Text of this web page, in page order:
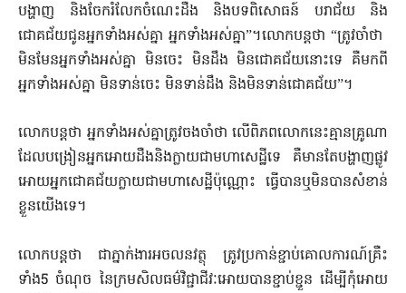
បង្ហាញ​ ​និង​ចែករំលែក​ចំ​ណេះ​ដឺង​ ​និង​បទពិសោធន៍​ ​បរាជ័យ​ ​និង​
ជោគជ័យ​ជូន​អ្នក​ទាំងអស់គ្នា​ ​អ្នក​ទាំង​អស់គ្នា​”​។​លោក​បន្ត​ថា​ ​“​ត្រូវ​ចាំ​ថា​ ​
មិនមែន​អ្នក​ទាំងអស់គ្នា​ ​មិន​ចេះ​ ​មិនដឹង​ ​មិន​ជោគជ័យ​នោះ​ទេ​ ​គឺ​មក​ពី​
អ្នក​ទាំង​អស់គ្នា​ ​មិនទាន់​ចេះ​ ​មិនទាន់​ដឹង​ ​និង​មិនទាន់​ជោគជ័យ​”​។​ ​
​លោក​បន្ត​ថា​ ​អ្នក​ទាំងអស់គ្នា​ត្រូវ​ចងចាំ​ថា​ ​លើ​ពិភពលោក​នេះ​គ្មាន​គ្រូ​ណា​
ដែល​បង្រៀន​អ្នក​អោយ​ដឺ​ងនិង​ក្លាយជា​មហា​សេដ្ឋី​ទេ​ ​គឺ​មានតែ​បង្ហាញផ្លូវ​
អោយ​អ្នក​ជោគជ័យ​ក្លាយជា​មហាសេដ្ឋី​ប៉ុណ្ណោះ​ ​ធ្វើ​បាន​ឬមិន​បាន​សំខាន់​
ខ្លួន​យើង​ទេ​។​
​លោក​បន្ត​ថា​ ​ជា​ភ្នាក់ងារ​អចលនវត្ថុ​ ​ត្រូវ​ប្រកាន់​ខ្ជាប់​គោល​កា​រណ៍​គ្រឺះ​
ទាំង5​ ​ចំណុច​ ​នៃ​ក្រម​សិល​ធម៌​វិជ្ជាជីវៈ​អោយ​បាន​ខ្ជាប់ខ្ជួន​ ​ដើម្បី​កុំ​អោយ​